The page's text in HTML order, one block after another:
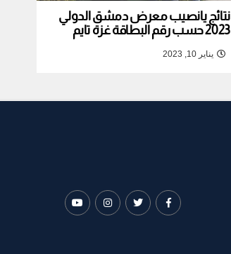
نتائج يانصيب معرض دمشق الدولي
2023 حسب رقم البطاقة غزة تايم
يناير 10, 2023